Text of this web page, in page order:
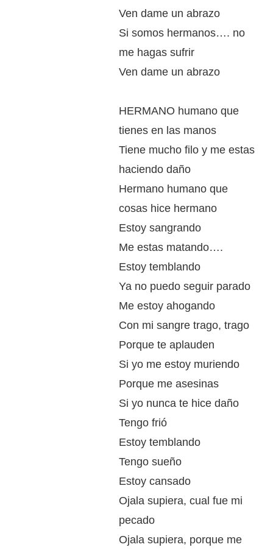
Ven dame un abrazo
Si somos hermanos…. no
me hagas sufrir
Ven dame un abrazo
HERMANO humano que
tienes en las manos
Tiene mucho filo y me estas
haciendo daño
Hermano humano que
cosas hice hermano
Estoy sangrando
Me estas matando….
Estoy temblando
Ya no puedo seguir parado
Me estoy ahogando
Con mi sangre trago, trago
Porque te aplauden
Si yo me estoy muriendo
Porque me asesinas
Si yo nunca te hice daño
Tengo frió
Estoy temblando
Tengo sueño
Estoy cansado
Ojala supiera, cual fue mi
pecado
Ojala supiera, porque me